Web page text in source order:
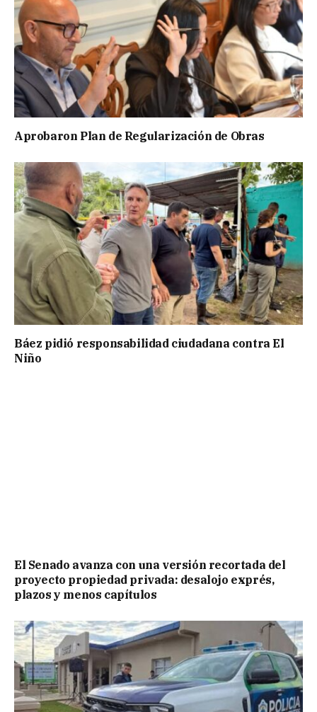
Aprobaron Plan de Regularización de Obras
Báez pidió responsabilidad ciudadana contra El
Niño
El Senado avanza con una versión recortada del
proyecto propiedad privada: desalojo exprés,
plazos y menos capítulos